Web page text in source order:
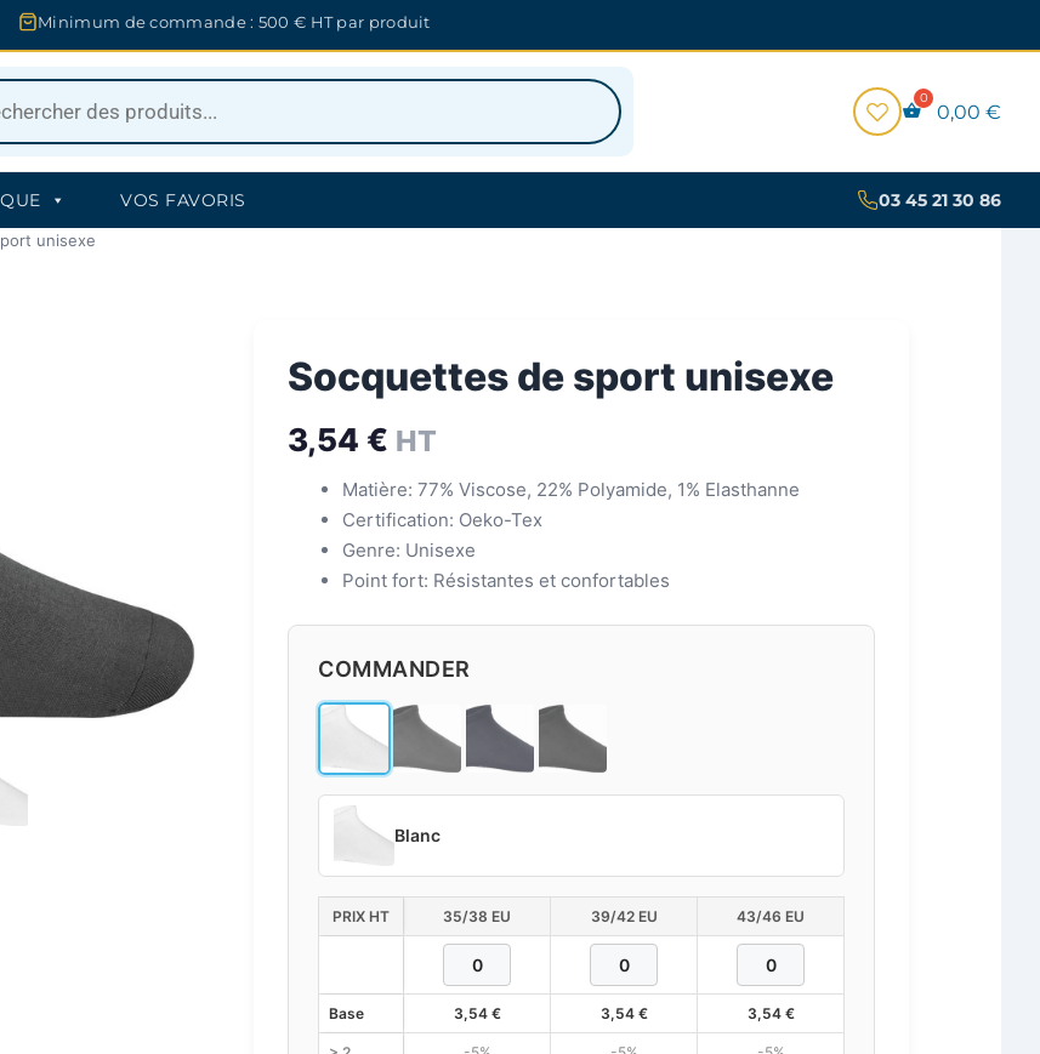
Minimum de commande : 500 € HT par produit
0,00 €
VOS FAVORIS 03 45 21 30 86
unisexe
Socquettes de sport unisexe
3,54 € HT
Matière: 77% Viscose, 22% Polyamide, 1% Elasthanne
Certification: Oeko-Tex
Genre: Unisexe
Point fort: Résistantes et confortables
COMMANDER
Blanc
PRIX HT 35/38 EU 39/42 EU 43/46 EU
Base 3,54 € 3,54 € 3,54 €